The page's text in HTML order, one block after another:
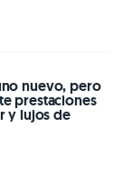
nuevo, pero
prestaciones
y lujos de